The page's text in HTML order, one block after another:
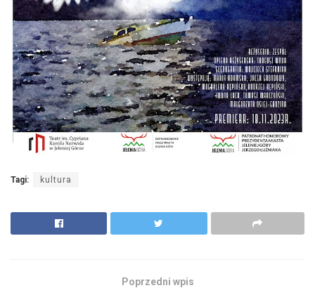
Tagi: kultura
Poprzedni wpis